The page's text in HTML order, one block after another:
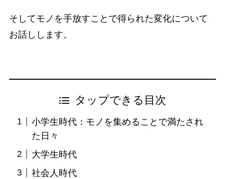
そしてモノを手放すことで得られた変化について
お話しします。
タップできる目次
小学生時代：モノを集めることで満たされ
た日々
大学生時代
社会人時代